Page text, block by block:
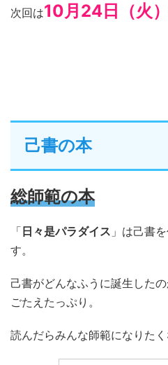
次回は10月24日（火）
己書の本
総師範の本
「 日々是パラダイス 」は己書
す。
己書がどんなふうに誕生した
ごたえたっぷり。
読んだらみんな師範になりたく